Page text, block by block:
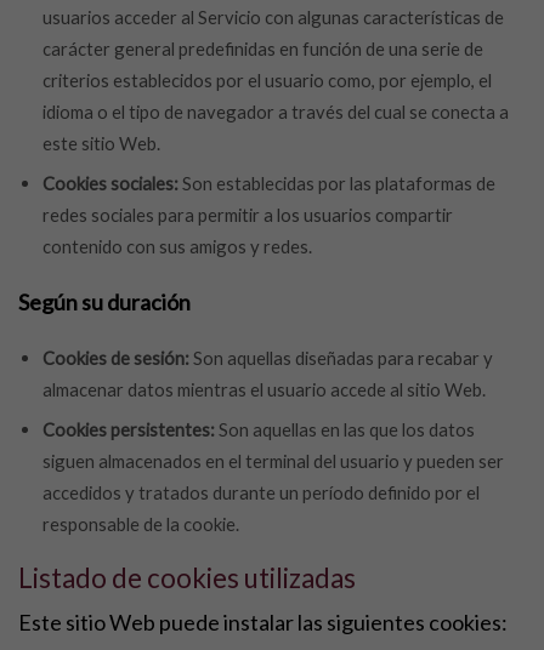
usuarios acceder al Servicio con algunas características de
carácter general predefinidas en función de una serie de
criterios establecidos por el usuario como, por ejemplo, el
idioma o el tipo de navegador a través del cual se conecta a
este sitio Web.
Cookies sociales: Son establecidas por las plataformas de
redes sociales para permitir a los usuarios compartir
contenido con sus amigos y redes.
Según su duración
Cookies de sesión: Son aquellas diseñadas para recabar y
almacenar datos mientras el usuario accede al sitio Web.
Cookies persistentes: Son aquellas en las que los datos
siguen almacenados en el terminal del usuario y pueden ser
accedidos y tratados durante un período definido por el
responsable de la cookie.
Listado de cookies utilizadas
Este sitio Web puede instalar las siguientes cookies: